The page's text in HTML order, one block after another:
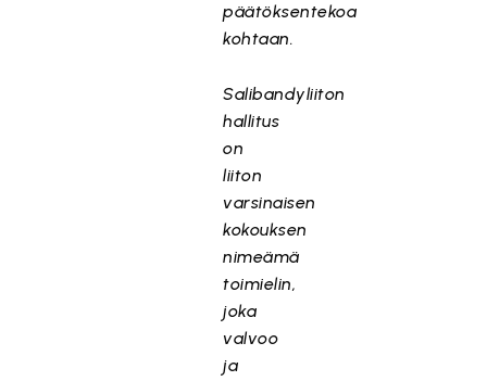
päätöksentekoa
kohtaan.
Salibandyliiton
hallitus
on
liiton
varsinaisen
kokouksen
nimeämä
toimielin,
joka
valvoo
ja